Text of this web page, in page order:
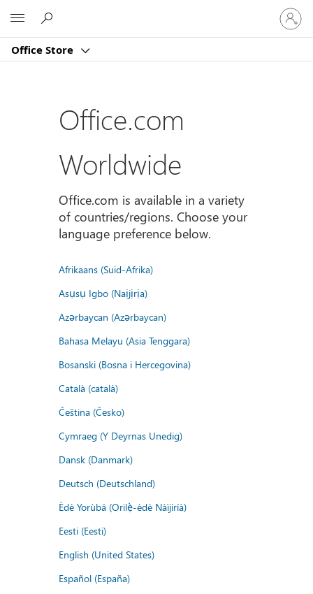
Office Store
Sign
in
to
account
Office.com
Worldwide
Office.com is available in a variety
of countries/regions. Choose your
language preference below.
Afrikaans (Suid-Afrika)
Asụsụ Igbo (Naịjịrịa)
Azərbaycan (Azərbaycan)
Bahasa Melayu (Asia Tenggara)
Bosanski (Bosna i Hercegovina)
Català (català)
Čeština (Česko)
Cymraeg (Y Deyrnas Unedig)
Dansk (Danmark)
Deutsch (Deutschland)
Èdè Yorùbá (Orilẹ̀-èdè Nàìjíríà)
Eesti (Eesti)
English (United States)
Español (España)